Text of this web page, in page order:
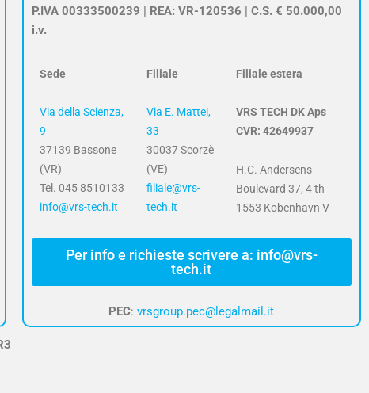
P.IVA 00333500239 | REA: VR-120536 | C.S. € 50.000,00
i.v.
Sede
Via della Scienza,
9
37139 Bassone
(VR)
Tel. 045 8510133
info@vrs-tech.it
Filiale
Via E. Mattei,
33
30037 Scorzè
(VE)
filiale@vrs-
tech.it
Filiale estera
VRS TECH DK Aps
CVR: 42649937
H.C. Andersens
Boulevard 37, 4 th
1553 Kobenhavn V
Per info e richieste scrivere a: info@vrs-
tech.it
PEC:vrsgroup.pec@legalmail.it